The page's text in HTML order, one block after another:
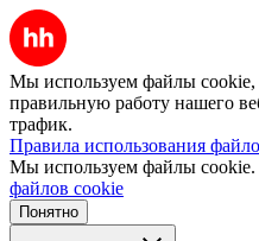
Мы используем файлы cookie,
правильную работу нашего
трафик.
Правила использования
Мы используем файлы cookie.
файлов cookie
Понятно